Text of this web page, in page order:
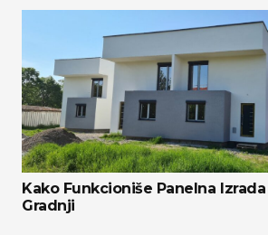
Kako Funkcioniše Panelna
Gradnji